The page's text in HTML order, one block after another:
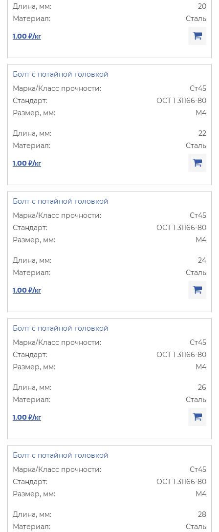
20
Сталь
1.00 ₽/кг
Болт с потайной головкой
Ст45
ОСТ 1 31166-80
М4
22
Сталь
1.00 ₽/кг
Болт с потайной головкой
Ст45
ОСТ 1 31166-80
М4
24
Сталь
1.00 ₽/кг
Болт с потайной головкой
Ст45
ОСТ 1 31166-80
М4
26
Сталь
1.00 ₽/кг
Болт с потайной головкой
Ст45
ОСТ 1 31166-80
М4
28
Сталь